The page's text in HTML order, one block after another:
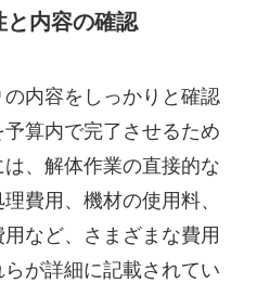
と内容の確認
内容をしっかりと確認
算内で完了させるため
、解体作業の直接的な
費用、機材の使用料、
など、さまざまな費用
が詳細に記載されてい